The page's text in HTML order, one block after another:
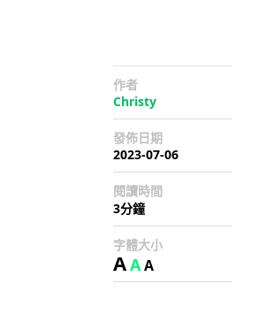
作者
Christy
發佈日期
2023-07-06
閱讀時間
3分鐘
字體大小
AAA